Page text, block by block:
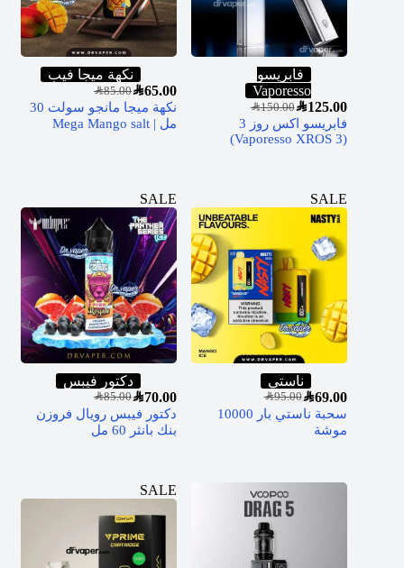
فابريسو
Vaporesso
SAR150.00SAR125.00
فابريسو اكس روز 3
(Vaporesso XROS 3)
نكهة ميجا فيب
SAR85.00SAR65.00
نكهة ميجا مانجو سولت 30
مل | Mega Mango salt
SALE
ناستي
SAR95.00SAR69.00
سحبة ناستي بار 10000
موشة
SALE
دكتور فيبس
SAR85.00SAR70.00
دكتور فيبس رويال فروزن
بنك بانثر 60 مل
SALE